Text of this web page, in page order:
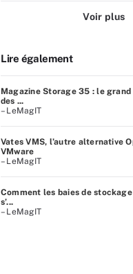
Voir plus
Lire également
Magazine Storage 35 : le
des ...
– LeMagIT
Vates VMS, l’autre alternative
VMware
– LeMagIT
Comment les baies de
s’...
– LeMagIT